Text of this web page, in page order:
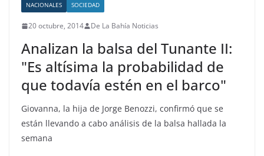
NACIONALES SOCIEDAD
20 octubre, 2014 De La Bahía Noticias
Analizan la balsa del Tunante II:
"Es altísima la probabilidad de
que todavía estén en el barco"
Giovanna, la hija de Jorge Benozzi, confirmó que se
están llevando a cabo análisis de la balsa hallada la
semana